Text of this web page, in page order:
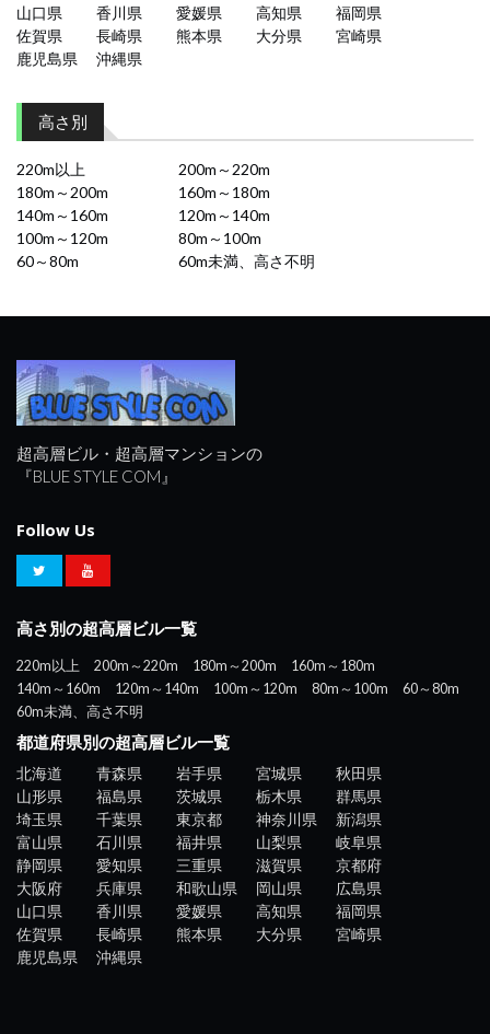
山口県
香川県 愛媛県 高知県
福岡県
佐賀県
長崎県 熊本県 大分県
宮崎県
鹿児島県
沖縄県
高さ別
220m以上
200m～220m
180m～200m
160m～180m
140m～160m
120m～140m
100m～120m
80m～100m
60～80m
60m未満、高さ不明
超高層ビル・超高層マンションの
『BLUE STYLE COM』
Follow Us
高さ別の超高層ビル一覧
220m以上 200m～220m 180m～200m
160m～180m
140m～160m
120m～140m 100m～120m 80m～100m
60～80m
60m未満、高さ不明
都道府県別の超高層ビル一覧
北海道 青森県 岩手県 宮城県
秋田県
山形県
福島県 茨城県 栃木県
群馬県
埼玉県
千葉県 東京都 神奈川県
新潟県
富山県
石川県 福井県 山梨県
岐阜県
静岡県
愛知県 三重県 滋賀県
京都府
大阪府
兵庫県 和歌山県 岡山県
広島県
山口県
香川県 愛媛県 高知県
福岡県
佐賀県
長崎県 熊本県 大分県
宮崎県
鹿児島県
沖縄県